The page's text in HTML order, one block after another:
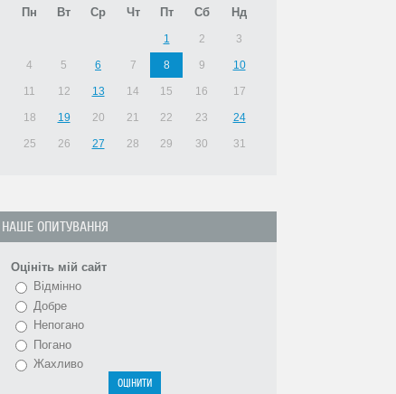
Пн
Вт Ср Чт Пт Сб Нд
1 2 3
4 5 6 7 8 9 10
11 12 13 14 15 16 17
18 19 20 21 22 23 24
25 26 27 28 29 30 31
НАШЕ ОПИТУВАННЯ
Оцініть мій сайт
Відмінно
Добре
Непогано
Погано
Жахливо